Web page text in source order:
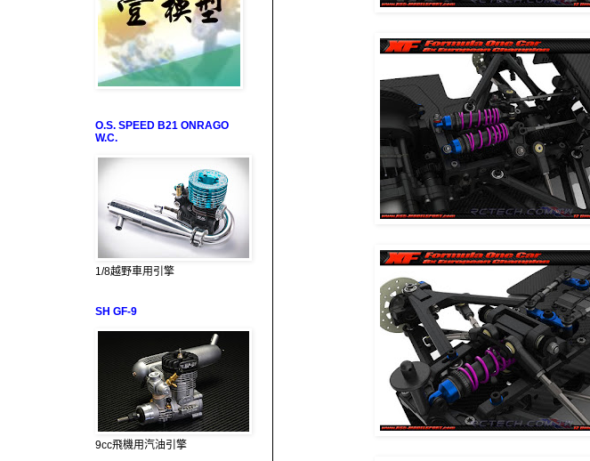
O.S. SPEED B21 ONRAGO
W.C.
1/8越野車用引擎
SH GF-9
9cc飛機用汽油引擎